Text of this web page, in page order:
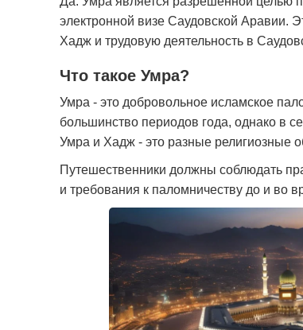
Norway
Tajikistan
электронной визе Саудовской Аравии.
Хадж и трудовую деятельность в
Что такое Умра?
Умра - это добровольное исламское
большинство периодов года, однако в
Умра и Хадж - это разные религиозные
Путешественники должны соблюдать
и требования к паломничеству до и во